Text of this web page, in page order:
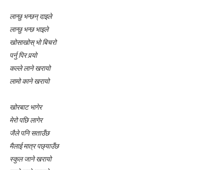
लघुकथाः कुकुरदेखि सावधान
देखावटी माया : लघुकथा
लघुकथाः चैनको जिन्दगी
गीतिकविताः फर्किएँ लाजले
लघुकथाः पैसामोह
लान्छु भन्छन् दाइले
लान्छु भन्छ भाइले
खोसाखोस् भो बिचरो
पर्नु पिर पर्‍यो
कल्ले लाने खरायो
लामो काने खरायो
खोरबाट भागेर
मेरो पछि लागेर
जैले पनि सताउँछ
मैलाई मात्र पछ्याउँछ
स्कुल जाने खरायो